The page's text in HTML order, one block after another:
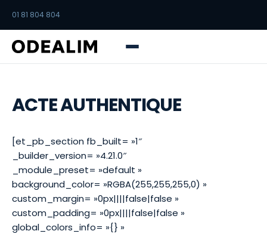
01 81 804 804
ACTE AUTHENTIQUE
[et_pb_section fb_built= »1″
_builder_version= »4.21.0″
_module_preset= »default »
background_color= »RGBA(255,255,255,0) »
custom_margin= »0px||||false|false »
custom_padding= »0px||||false|false »
global_colors_info= »{} »